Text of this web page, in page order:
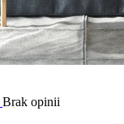
Brak opinii